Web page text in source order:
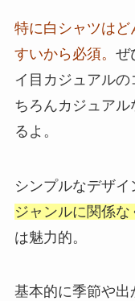
特に白シャツは
すいから必須。 ぜ
イ目カジュアル
ちろんカジュア
るよ。
シンプルなデザイ
ジャンルに関係
は魅力的。
基本的に季節や出